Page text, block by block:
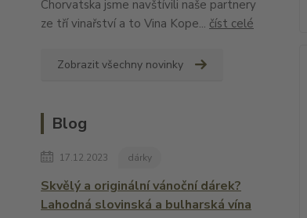
Chorvatska jsme navštívili naše partnery
ze tří vinařství a to Vina Kope... číst celé
Zobrazit všechny novinky
Blog
17.12.2023 dárky
Skvělý a originální vánoční dárek?
Lahodná slovinská a bulharská vína